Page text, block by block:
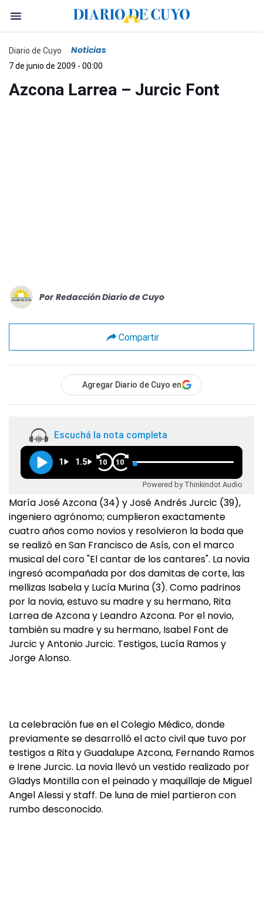
Diario de Cuyo Noticias
7 de junio de 2009 - 00:00
Azcona Larrea – Jurcic Font
Por Redacción Diario de Cuyo
Compartir
Agregar Diario de Cuyo en
Escuchá la nota completa
1 1.5 10 10
Powered by Thinkindot Audio
María José Azcona (34) y José Andrés Jurcic (39),
ingeniero agrónomo; cumplieron exactamente
cuatro años como novios y resolvieron la boda que
se realizó en San Francisco de Asís, con el marco
musical del coro "El cantar de los cantares". La novia
ingresó acompañada por dos damitas de corte, las
mellizas Isabela y Lucía Murina (3). Como padrinos
por la novia, estuvo su madre y su hermano, Rita
Larrea de Azcona y Leandro Azcona. Por el novio,
también su madre y su hermano, Isabel Font de
Jurcic y Antonio Jurcic. Testigos, Lucía Ramos y
Jorge Alonso.
La celebración fue en el Colegio Médico, donde
previamente se desarrolló el acto civil que tuvo por
testigos a Rita y Guadalupe Azcona, Fernando Ramos
e Irene Jurcic. La novia llevó un vestido realizado por
Gladys Montilla con el peinado y maquillaje de Miguel
Angel Alessi y staff. De luna de miel partieron con
rumbo desconocido.